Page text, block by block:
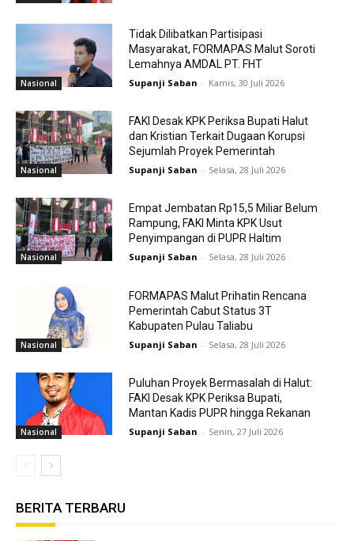
Nasional
Tidak Dilibatkan Partisipasi
Masyarakat, FORMAPAS Malut Soroti
Lemahnya AMDAL PT. FHT
Supanji Saban - Kamis, 30 Juli 2026
Nasional
FAKI Desak KPK Periksa Bupati Halut
dan Kristian Terkait Dugaan Korupsi
Sejumlah Proyek Pemerintah
Supanji Saban - Selasa, 28 Juli 2026
Nasional
Empat Jembatan Rp15,5 Miliar Belum
Rampung, FAKI Minta KPK Usut
Penyimpangan di PUPR Haltim
Supanji Saban - Selasa, 28 Juli 2026
Nasional
FORMAPAS Malut Prihatin Rencana
Pemerintah Cabut Status 3T
Kabupaten Pulau Taliabu
Supanji Saban - Selasa, 28 Juli 2026
Nasional
Puluhan Proyek Bermasalah di Halut:
FAKI Desak KPK Periksa Bupati,
Mantan Kadis PUPR hingga Rekanan
Supanji Saban - Senin, 27 Juli 2026
BERITA TERBARU